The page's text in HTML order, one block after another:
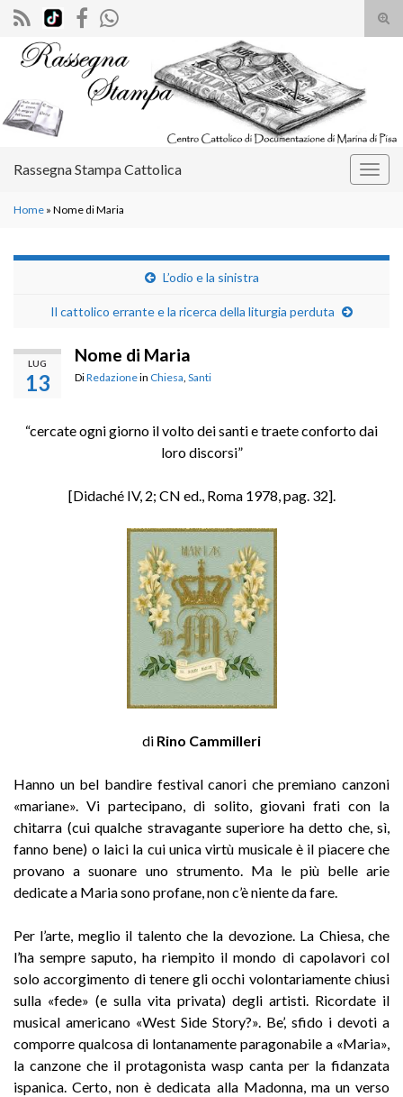
il
Search for:
Rassegna Stampa Cattolica
Home » Nome di Maria
L’odio e la sinistra
Il cattolico errante e la ricerca della liturgia perduta
LUG
13
Nome di Maria
DiRedazionein Chiesa Santi
“cercate ogni giorno il volto dei santi e traete conforto dai
loro discorsi”
[Didaché IV, 2; CN ed., Roma 1978, pag. 32].
di Rino Cammilleri
Hanno un bel bandire festival canori che premiano canzoni
«mariane». Vi partecipano, di solito, giovani frati con la
chitarra (cui qualche stravagante superiore ha detto che, sì,
fanno bene) o laici la cui unica virtù musicale è il piacere che
provano a suonare uno strumento. Ma le più belle arie
dedicate a Maria sono profane, non c’è niente da fare.
Per l’arte, meglio il talento che la devozione. La Chiesa, che
l’ha sempre saputo, ha riempito il mondo di capolavori col
solo accorgimento di tenere gli occhi volontariamente chiusi
sulla «fede» (e sulla vita privata) degli artisti. Ricordate il
musical americano «West Side Story?». Be’, sfido i devoti a
comporre qualcosa di lontanamente paragonabile a «Maria»,
la canzone che il protagonista wasp canta per la fidanzata
ispanica. Certo, non è dedicata alla Madonna, ma un verso